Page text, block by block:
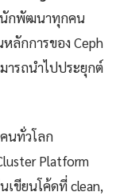
นักพัฒนาทุกคน
ลักการของ Ceph
ารถนำไปประยุกต์
นทั่วโลก
Platform
เขียนโค้ดที่ clean,